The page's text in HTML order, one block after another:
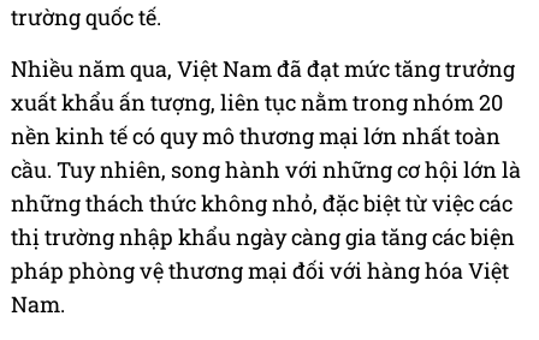
trường quốc tế.
Nhiều năm qua, Việt Nam đã đạt mức tăng trưởng
xuất khẩu ấn tượng, liên tục nằm trong nhóm 20
nền kinh tế có quy mô thương mại lớn nhất toàn
cầu. Tuy nhiên, song hành với những cơ hội lớn là
những thách thức không nhỏ, đặc biệt từ việc các
thị trường nhập khẩu ngày càng gia tăng các biện
pháp phòng vệ thương mại đối với hàng hóa Việt
Nam.